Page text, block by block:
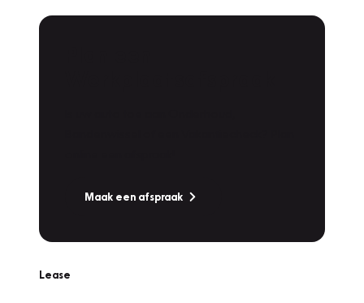
Maak een afspraak
Lease